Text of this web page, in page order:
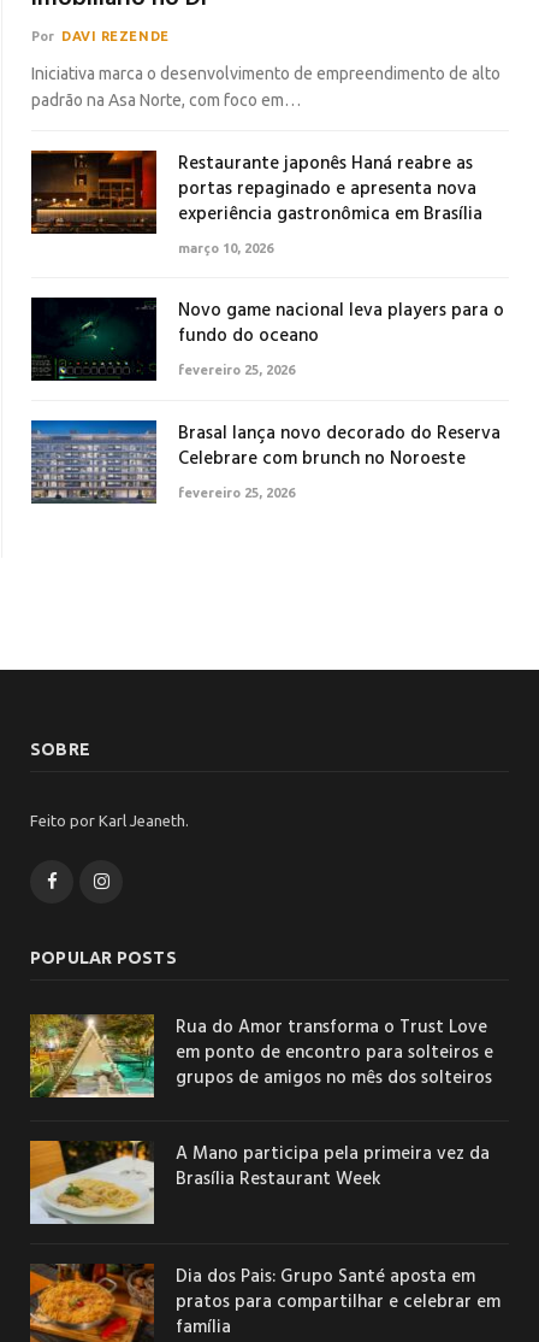
Por DAVI REZENDE
Iniciativa marca o desenvolvimento de empreendimento de alto
padrão na Asa Norte, com foco em…
Restaurante japonês Haná reabre as
portas repaginado e apresenta nova
experiência gastronômica em Brasília
março 10, 2026
Novo game nacional leva players para o
fundo do oceano
fevereiro 25, 2026
Brasal lança novo decorado do Reserva
Celebrare com brunch no Noroeste
fevereiro 25, 2026
SOBRE
Feito por Karl Jeaneth.
FacebookInstagram
POPULAR POSTS
Rua do Amor transforma o Trust Love
em ponto de encontro para solteiros e
grupos de amigos no mês dos solteiros
A Mano participa pela primeira vez da
Brasília Restaurant Week
Dia dos Pais: Grupo Santé aposta em
pratos para compartilhar e celebrar em
família